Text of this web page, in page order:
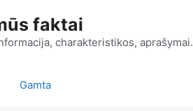
faktai
charakteristikos, aprašymai.
Gamta